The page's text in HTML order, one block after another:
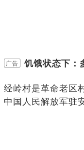
广告 饥饿状态下：
经岭村是革命老区
中国人民解放军驻